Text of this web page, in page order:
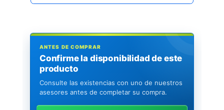
ANTES DE COMPRAR
Confirme la disponibilidad de este
producto
Consulte las existencias con uno de nuestros
asesores antes de completar su compra.